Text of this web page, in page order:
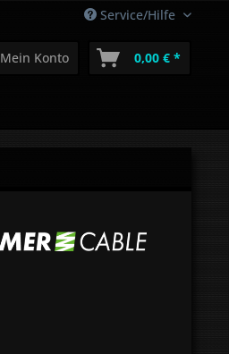
Service/Hilfe
Mein Konto 0,00 € *